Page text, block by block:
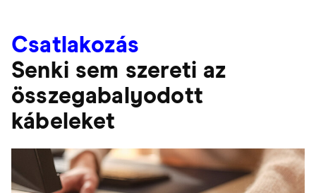
Csatlakozás
Senki sem szereti az
összegabalyodott
kábeleket